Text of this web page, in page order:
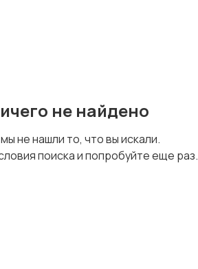
не найдено
не нашли то, что вы искали.
поиска и попробуйте еще раз.